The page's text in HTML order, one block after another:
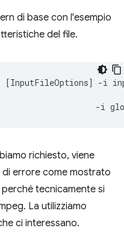
di base con l'esempio
del file.
[InputFileOptions] -i
-i
richiesto, viene
errore come mostrato
tecnicamente si
La utilizziamo
ci interessano.